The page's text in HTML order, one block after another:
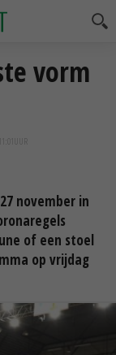
vorm
november in
of een stoel
op vrijdag